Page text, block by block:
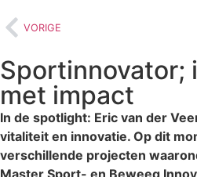
VORIGE
Sportinnovator;
met impact
In de spotlight: Eric van der
vitaliteit en innovatie. Op dit
verschillende projecten
Master Sport- en Beweeg